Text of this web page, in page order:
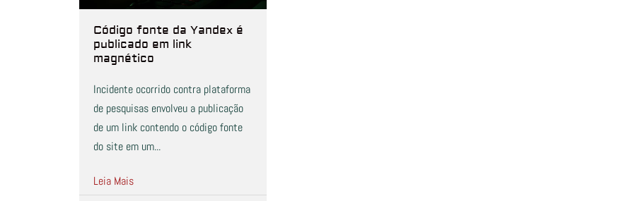
Código fonte da Yandex é
publicado em link
magnético
Incidente ocorrido contra plataforma
de pesquisas envolveu a publicação
de um link contendo o código fonte
do site em um...
Leia Mais